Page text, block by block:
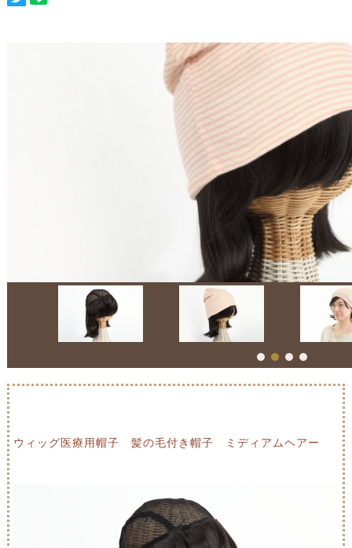
ウィッグ医療用帽子 髪の毛付き帽子 ミディアムヘアー